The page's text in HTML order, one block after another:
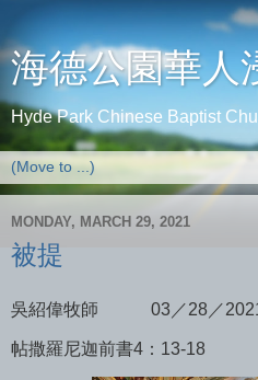
海德公園華人
Hyde Park Chinese Baptist
MONDAY, MARCH 29, 2021
被提
吳紹偉牧師 03／28／
帖撒羅尼迦前書4：13-18